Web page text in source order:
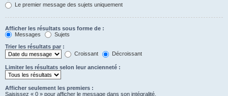
Le premier message des sujets uniquement
Afficher les résultats sous forme de :
Messages
Sujets
Trier les résultats par :
Croissant
Décroissant
Limiter les résultats selon leur ancienneté :
Afficher seulement les premiers :
Saisissez « 0 » pour afficher le message dans son intégralité.